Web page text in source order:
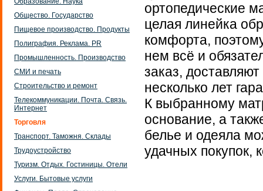
Общество. Государство
Пищевое производство. Продукты
Полиграфия. Реклама. PR
Промышленность. Производство
СМИ и печать
Строительство и ремонт
Телекоммуникации. Почта. Связь.
Интернет
Торговля
Транспорт. Таможня. Склады
Трудоустройство
Туризм. Отдых. Гостиницы. Отели
Услуги. Бытовые услуги
ортопедические
целая линейка
комфорта,
нем всё и
заказ,
несколько лет
К выбранному
основание, а
белье и одеяла
удачных покупок,